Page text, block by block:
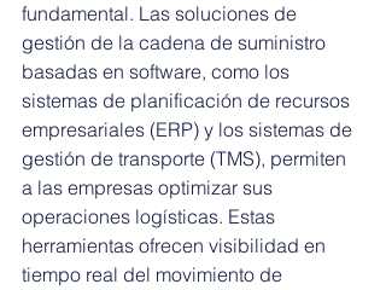
fundamental. Las soluciones de
gestión de la cadena de suministro
basadas en software, como los
sistemas de planificación de recursos
empresariales (ERP) y los sistemas de
gestión de transporte (TMS), permiten
a las empresas optimizar sus
operaciones logísticas. Estas
herramientas ofrecen visibilidad en
tiempo real del movimiento de